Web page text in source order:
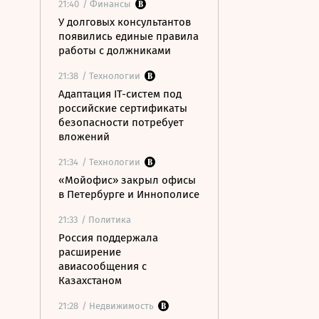
21:40 / Финансы
У долговых консультантов
появились единые правила
работы с должниками
21:38 / Технологии
Адаптация IT-систем под
российские сертификаты
безопасности потребует
вложений
21:34 / Технологии
«Мойофис» закрыл офисы
в Петербурге и Иннополисе
21:33 / Политика
Россия поддержала
расширение
авиасообщения с
Казахстаном
21:28 / Недвижимость